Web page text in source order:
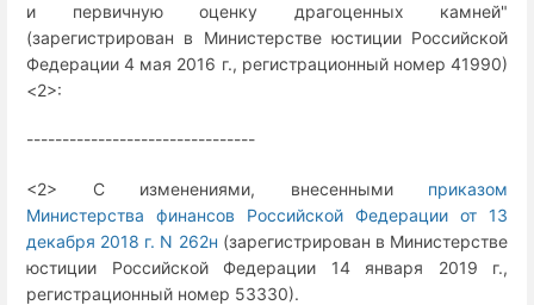
и первичную оценку драгоценных камней"
(зарегистрирован в Министерстве юстиции Российской
Федерации 4 мая 2016 г., регистрационный номер 41990)
<2>:
--------------------------------
<2> С изменениями, внесенными приказом
Министерства финансов Российской Федерации от 13
декабря 2018 г. N 262н (зарегистрирован в Министерстве
юстиции Российской Федерации 14 января 2019 г.,
регистрационный номер 53330).